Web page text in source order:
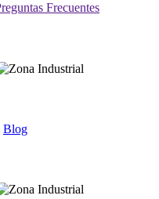
Frecuentes
Blog